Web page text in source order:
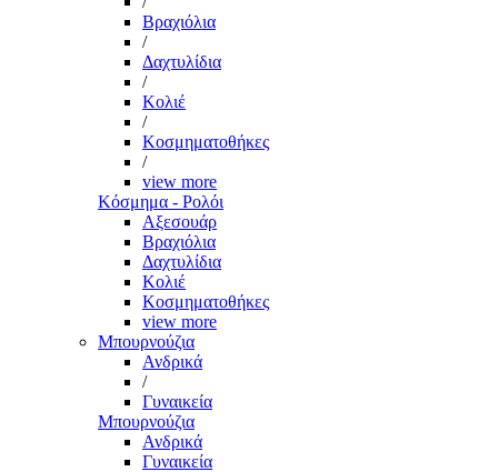
Βραχιόλια
/
Δαχτυλίδια
/
Κολιέ
/
Κοσμηματοθήκες
/
view more
Κόσμημα - Ρολόι
Αξεσουάρ
Βραχιόλια
Δαχτυλίδια
Κολιέ
Κοσμηματοθήκες
view more
Μπουρνούζια
Ανδρικά
/
Γυναικεία
Μπουρνούζια
Ανδρικά
Γυναικεία